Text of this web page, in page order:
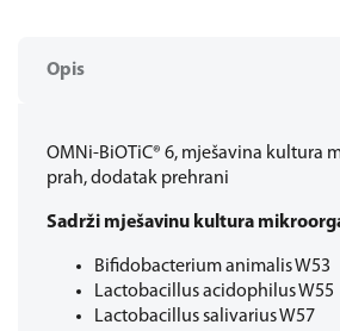
Opis
OMNi-BiOTiC® 6, mješavina kultura
prah, dodatak prehrani
Sadrži mješavinu kultura
Bifidobacterium animalis W53
Lactobacillus acidophilus W55
Lactobacillus salivarius W57